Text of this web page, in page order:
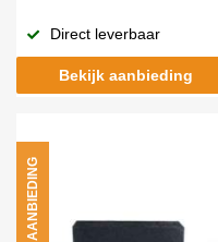
Direct leverbaar
Bekijk aanbieding
AANBIEDING